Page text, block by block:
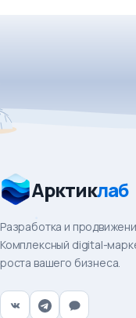
Арктиклаб
Разработка и
Комплексный digital-
роста вашего бизнеса.